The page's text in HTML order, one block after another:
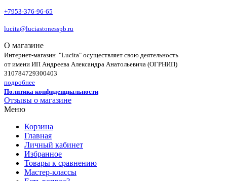
+7953-376-96-65
lucita@luciastonesspb.ru
О магазине
Интернет-магазин "Lucita" осуществляет свою деятельность
от имени ИП Андреева Александра Анатольевича (ОГРНИП)
310784729300403
подробнее
Политика конфиденциальности
Отзывы о магазине
Меню
Корзина
Главная
Личный кабинет
Избранное
Товары к сравнению
Мастер-классы